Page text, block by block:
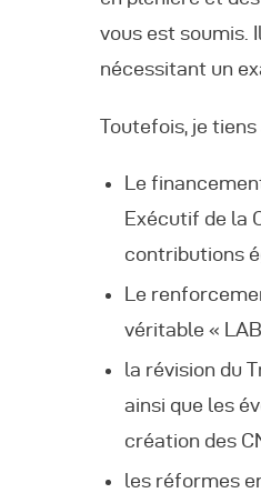
vous est soumis.
nécessitant un
Toutefois, je
Le
Exécutif de la
contributions
Le
véritable «
la révision du
ainsi que les
création des
les réformes